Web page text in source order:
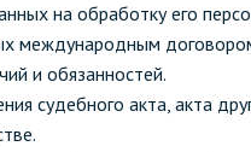
на обработку его
международным
и обязанностей.
судебного акта, акта